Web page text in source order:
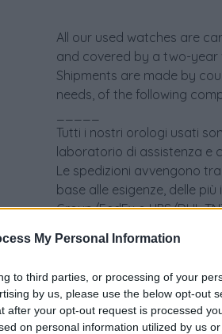
My Personal Information
to third parties, or processing of your
by us, please use the below opt-out
after your opt-out request is processed
on personal information utilized by us
All our used watches are
and covered by a two-year
Shipments are made by
needs, of the following
Tutti i nostri orologi usati
laboratorio di assistenza e
Le spedizioni avvengono
base alle esigenze, delle
Group/FedEx o UPS/DHL